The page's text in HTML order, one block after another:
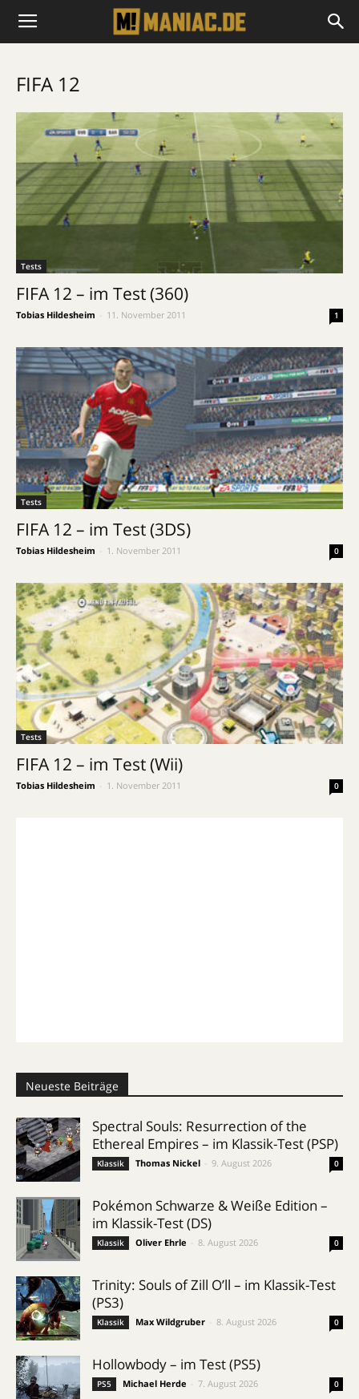
FIFA 12
Tests
FIFA 12 – im Test (360)
Tobias Hildesheim 11. November 2011 1
Tests
FIFA 12 – im Test (3DS)
Tobias Hildesheim 1. November 2011 0
Tests
FIFA 12 – im Test (Wii)
Tobias Hildesheim 1. November 2011 0
Neueste Beiträge
Spectral Souls: Resurrection of the
Ethereal Empires – im Klassik-Test (PSP)
Klassik Thomas Nickel 9. August 2026 0
Pokémon Schwarze & Weiße Edition –
im Klassik-Test (DS)
Klassik Oliver Ehrle 8. August 2026 0
Trinity: Souls of Zill O’ll – im Klassik-Test
(PS3)
Klassik Max Wildgruber 8. August 2026 0
Hollowbody – im Test (PS5)
PS5 Michael Herde 7. August 2026 0